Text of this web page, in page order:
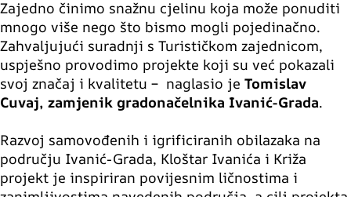
Zajedno činimo snažnu cjelinu koja može ponuditi
mnogo više nego što bismo mogli pojedinačno.
Zahvaljujući suradnji s Turističkom zajednicom,
uspješno provodimo projekte koji su već pokazali
svoj značaj i kvalitetu – naglasio je Tomislav
Cuvaj, zamjenik gradonačelnika Ivanić-Grada.
Razvoj samovođenih i igrificiranih obilazaka na
području Ivanić-Grada, Kloštar Ivanića i Križa
projekt je inspiriran povijesnim ličnostima i